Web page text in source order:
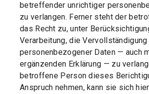
betreffender unrichtiger
zu verlangen. Ferner steht der
das Recht zu, unter
Verarbeitung, die
personenbezogener Daten — auch
ergänzenden Erklärung — zu
betroffene Person dieses
Anspruch nehmen, kann sie sich